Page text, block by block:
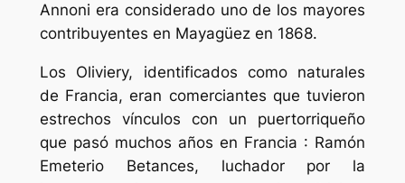
Annoni era considerado uno de los mayores
contribuyentes en Mayagüez en 1868.
Los Oliviery, identificados como naturales
de Francia, eran comerciantes que tuvieron
estrechos vínculos con un puertorriqueño
que pasó muchos años en Francia : Ramón
Emeterio Betances, luchador por la